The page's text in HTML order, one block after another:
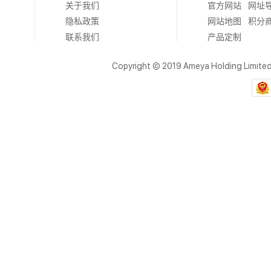
关于我们
隐私政策
联系我们
官方网站
网址
网站地图
积分
产品定制
Copyright © 2019 Ameya Holding